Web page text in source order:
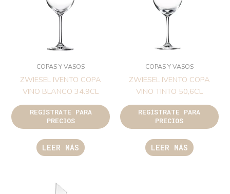
COPAS Y VASOS
ZWIESEL IVENTO COPA
VINO BLANCO 34.9CL
REGÍSTRATE PARA
PRECIOS
LEER MÁS
COPAS Y VASOS
ZWIESEL IVENTO COPA
VINO TINTO 50,6CL
REGÍSTRATE PARA
PRECIOS
LEER MÁS